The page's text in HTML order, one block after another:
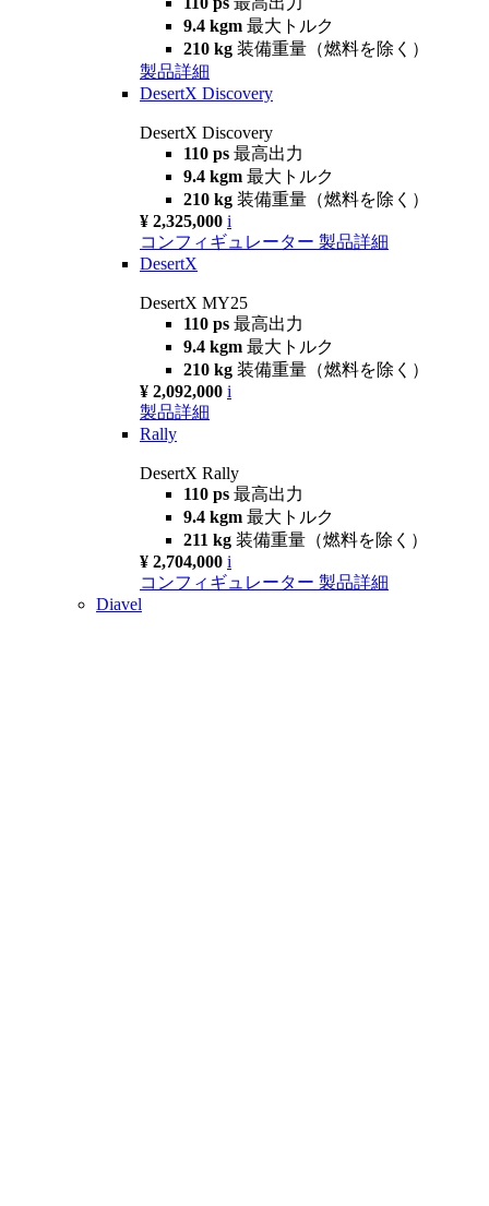
9.4 kgm 最大トルク
210 kg 装備重量（燃料を除く）
製品詳細
DesertX Discovery
DesertX Discovery
110 ps 最高出力
9.4 kgm 最大トルク
210 kg 装備重量（燃料を除く）
¥ 2,325,000 i
コンフィギュレーター 製品詳細
DesertX
DesertX MY25
110 ps 最高出力
9.4 kgm 最大トルク
210 kg 装備重量（燃料を除く）
¥ 2,092,000 i
製品詳細
Rally
DesertX Rally
110 ps 最高出力
9.4 kgm 最大トルク
211 kg 装備重量（燃料を除く）
¥ 2,704,000 i
コンフィギュレーター 製品詳細
Diavel